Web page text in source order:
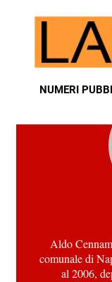
NUMERI
Aldo
comunale di
al 2006,